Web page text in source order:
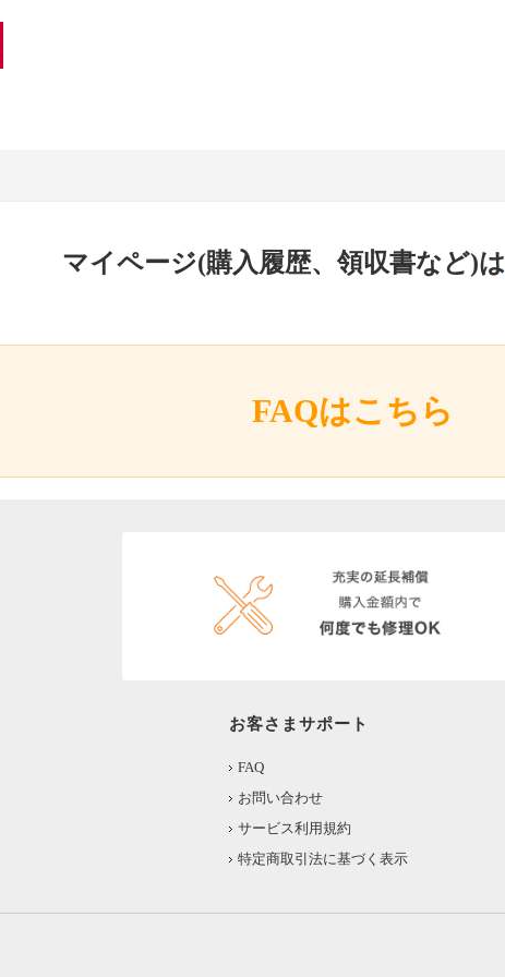
マイページ(購入履歴、領収書など)は
FAQはこちら
お客さまサポート
FAQ
お問い合わせ
サービス利用規約
特定商取引法に基づく表示